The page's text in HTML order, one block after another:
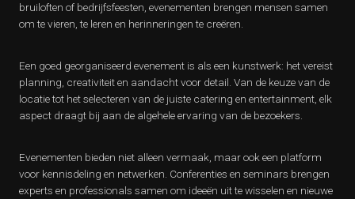
bruiloften of bedrijfsfeesten, evenementen brengen mensen samen
om te vieren, te leren en herinneringen te creëren.
Een goed georganiseerd evenement is als een kunstwerk: het vereist
planning, creativiteit en aandacht voor detail. Van de keuze van de
locatie tot het selecteren van de juiste catering en entertainment, elk
aspect draagt bij aan de algehele ervaring van de bezoekers.
Evenementen bieden niet alleen vermaak, maar ook een platform
voor kennisdeling en netwerken. Conferenties en seminars brengen
experts en professionals samen om ideeën uit te wisselen en nieuwe